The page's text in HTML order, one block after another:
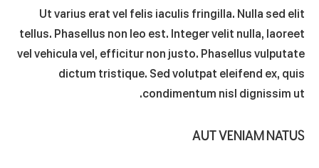
Ut varius erat vel felis iaculis fringilla. Nulla sed elit
tellus. Phasellus non leo est. Integer velit nulla, laoreet
vel vehicula vel, efficitur non justo. Phasellus vulputate
dictum tristique. Sed volutpat eleifend ex, quis
condimentum nisl dignissim ut.
AUT VENIAM NATUS